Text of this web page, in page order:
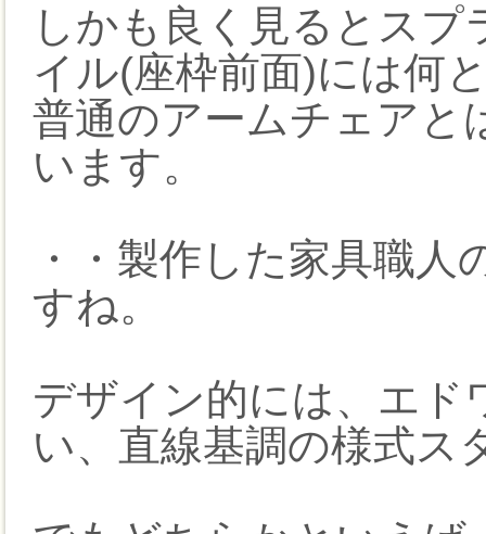
しかも良く見るとス
イル(座枠前面)には何
普通のアームチェアと
います。
・・製作した家具職
すね。
デザイン的には、エド
い、直線基調の様式ス